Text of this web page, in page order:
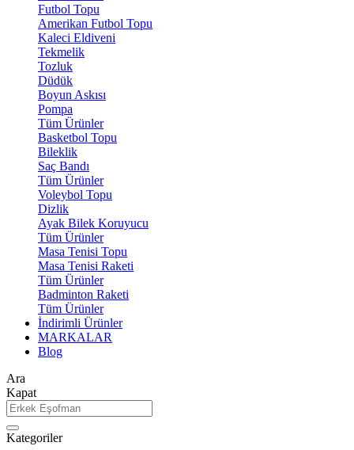
Futbol Topu
Amerikan Futbol Topu
Kaleci Eldiveni
Tekmelik
Tozluk
Düdük
Boyun Askısı
Pompa
Tüm Ürünler
Basketbol Topu
Bileklik
Saç Bandı
Tüm Ürünler
Voleybol Topu
Dizlik
Ayak Bilek Koruyucu
Tüm Ürünler
Masa Tenisi Topu
Masa Tenisi Raketi
Tüm Ürünler
Badminton Raketi
Tüm Ürünler
İndirimli Ürünler
MARKALAR
Blog
Ara
Kapat
Kategoriler